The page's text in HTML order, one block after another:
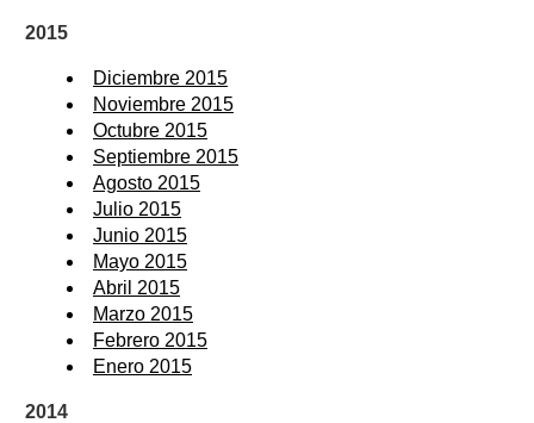
2015
Diciembre 2015
Noviembre 2015
Octubre 2015
Septiembre 2015
Agosto 2015
Julio 2015
Junio 2015
Mayo 2015
Abril 2015
Marzo 2015
Febrero 2015
Enero 2015
2014